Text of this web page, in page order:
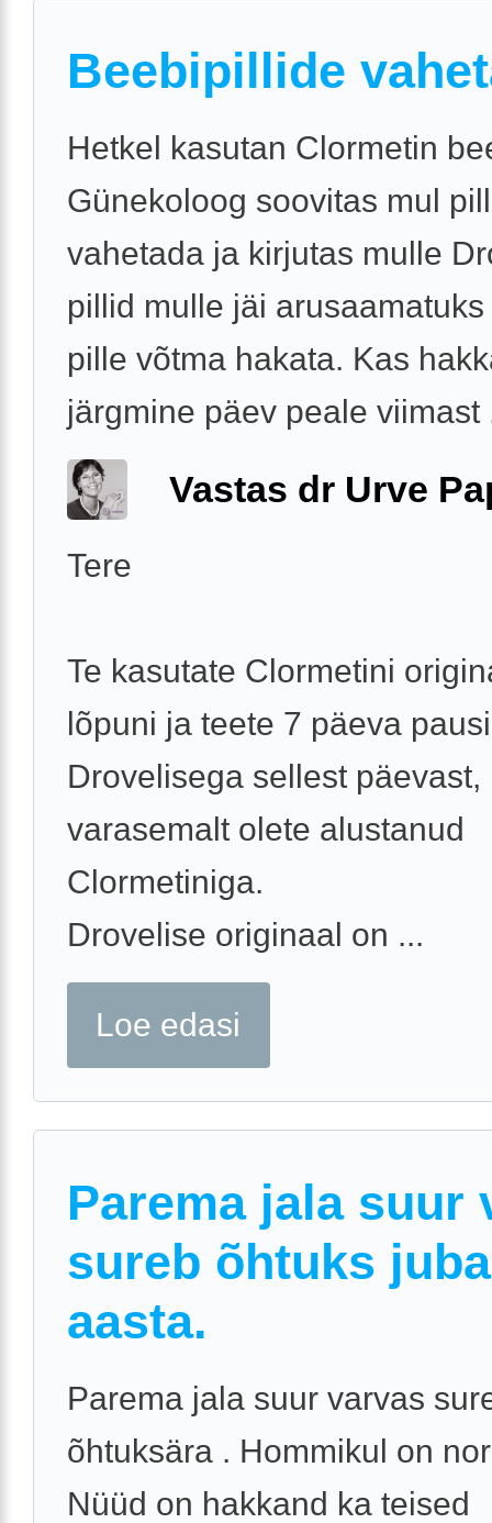
Beebipillide
Hetkel kasutan Clormetin
Günekoloog soovitas mul
vahetada ja kirjutas mulle
pillid mulle jäi
pille võtma hakata. Kas
järgmine päev peale viimast
Vastas dr Urve
Tere
Te kasutate Clormetini
lõpuni ja teete 7 päeva
Drovelisega sellest päevast,
varasemalt olete alustanud
Clormetiniga.
Drovelise originaal on ...
Loe edasi
Parema jala suur
sureb õhtuks
aasta.
Parema jala suur varvas
õhtuksära . Hommikul on
Nüüd on hakkand ka teised